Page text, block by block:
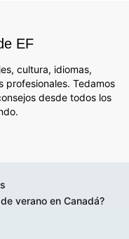
EF
cultura, idiomas,
profesionales. Tedamos
desde todos los
verano en Canadá?